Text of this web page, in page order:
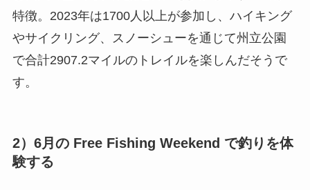
特徴。2023年は1700人以上が参加し、ハイキング
やサイクリング、スノーシューを通じて州立公園
で合計2907.2マイルのトレイルを楽しんだそうで
す。
2）6月の Free Fishing Weekend で釣りを体
験する